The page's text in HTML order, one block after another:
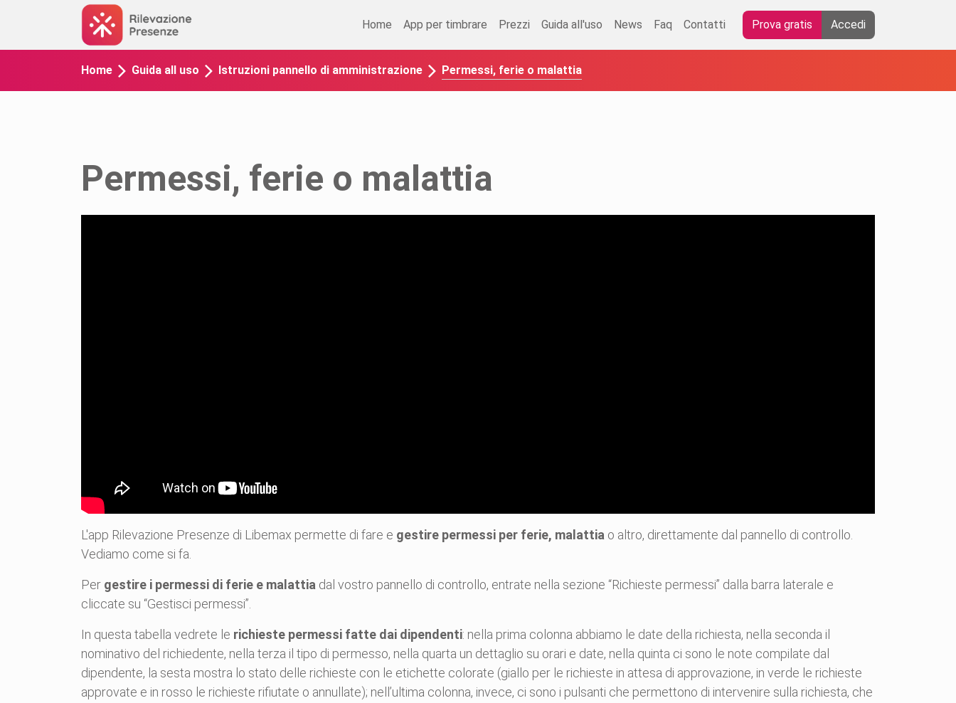
Home App per timbrare Prezzi Guida all'uso News Faq Contatti Prova gratis Accedi
Home Guida all uso Istruzioni pannello di amministrazione Permessi, ferie o malattia
Permessi, ferie o malattia
L'app Rilevazione Presenze di Libemax permette di fare e gestire permessi per ferie, malattia o altro, direttamente dal pannello di controllo.
Vediamo come si fa.
Per gestire i permessi di ferie e malattia dal vostro pannello di controllo, entrate nella sezione “Richieste permessi” dalla barra laterale e
cliccate su “Gestisci permessi”.
In questa tabella vedrete le richieste permessi fatte dai dipendenti: nella prima colonna abbiamo le date della richiesta, nella seconda il
nominativo del richiedente, nella terza il tipo di permesso, nella quarta un dettaglio su orari e date, nella quinta ci sono le note compilate dal
dipendente, la sesta mostra lo stato delle richieste con le etichette colorate (giallo per le richieste in attesa di approvazione, in verde le richieste
approvate e in rosso le richieste rifiutate o annullate); nell’ultima colonna, invece, ci sono i pulsanti che permettono di intervenire sulla richiesta, che